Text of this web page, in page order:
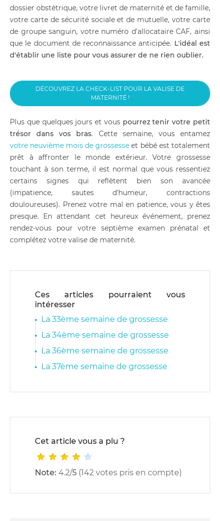
dossier obstétrique, votre livret de maternité et de famille,
votre carte de sécurité sociale et de mutuelle, votre carte
de groupe sanguin, votre numéro d'allocataire CAF, ainsi
que le document de reconnaissance anticipée. L'idéal est
d'établir une liste pour vous assurer de ne rien oublier.
DÉCOUVREZ LA CHECK-LIST POUR LA VALISE DE
MATERNITÉ !
Plus que quelques jours et vous pourrez tenir votre petit
trésor dans vos bras. Cette semaine, vous entamez
votre neuvième mois de grossesse et bébé est totalement
prêt à affronter le monde extérieur. Votre grossesse
touchant à son terme, il est normal que vous ressentiez
certains signes qui reflètent bien son avancée
(impatience, sautes d'humeur, contractions
douloureuses). Prenez votre mal en patience, vous y êtes
presque. En attendant cet heureux événement, prenez
rendez-vous pour votre septième examen prénatal et
complétez votre valise de maternité.
Ces articles pourraient vous
intéresser
La 33ème semaine de grossesse
La 34ème semaine de grossesse
La 36ème semaine de grossesse
La 37ème semaine de grossesse
Cet article vous a plu ?
Note: 4.2/5 (142 votes pris en compte)